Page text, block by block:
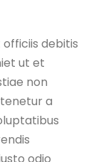
debitis
ut et
non
a
odio